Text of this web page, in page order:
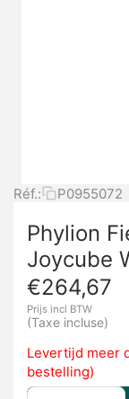
Réf.: P0955072
Phylion
Joycube
€264,67
Prijs incl BTW
(Taxe incluse)
Levertijd meer
bestelling)